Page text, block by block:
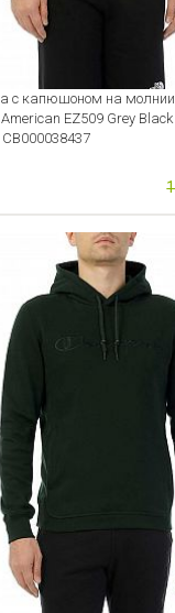
с капюшоном на
EZ509 Grey Black